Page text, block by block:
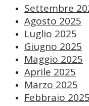
Settembre
Agosto 2025
Luglio 2025
Giugno 2025
Maggio 2025
Aprile 2025
Marzo 2025
Febbraio 2025